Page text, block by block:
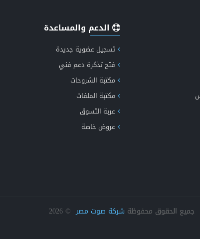
انشاء وتصميم موقع اخباري متكامل
طفرة الاخباري الجيل الخامس دعم الذكاء الاصطناعي
الدعم والمساعدة
تسجيل عضوية جديدة
فتح تذكرة دعم فني
مكتبة الشروحات
مكتبة الملفات
عربة التسوق
عروض خاصة
جميع الحقوق محفوظة شركة صوت مصر ©
2026